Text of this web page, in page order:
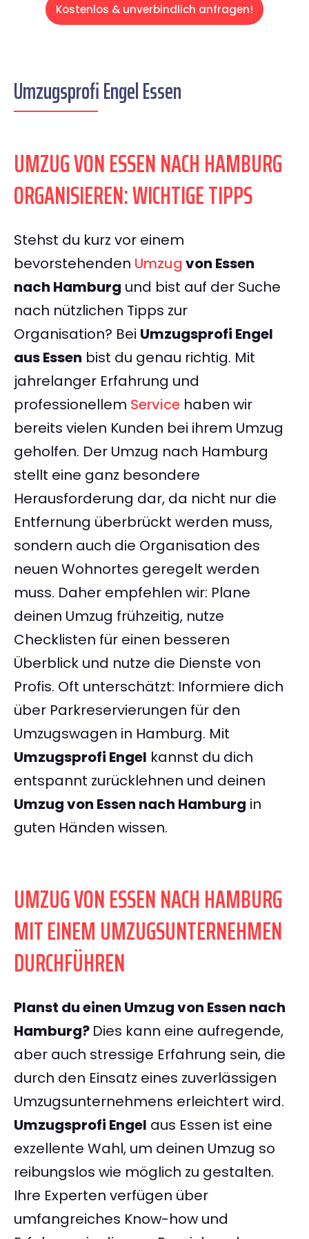
Kostenlos & unverbindlich anfragen!
Umzugsprofi Engel Essen
UMZUG VON ESSEN NACH HAMBURG
ORGANISIEREN: WICHTIGE TIPPS
Stehst du kurz vor einem
bevorstehenden Umzugvon Essen
nach Hamburg und bist auf der Suche
nach nützlichen Tipps zur
Organisation? Bei Umzugsprofi Engel
aus Essen bist du genau richtig. Mit
jahrelanger Erfahrung und
professionellem Service haben wir
bereits vielen Kunden bei ihrem Umzug
geholfen. Der Umzug nach Hamburg
stellt eine ganz besondere
Herausforderung dar, da nicht nur die
Entfernung überbrückt werden muss,
sondern auch die Organisation des
neuen Wohnortes geregelt werden
muss. Daher empfehlen wir: Plane
deinen Umzug frühzeitig, nutze
Checklisten für einen besseren
Überblick und nutze die Dienste von
Profis. Oft unterschätzt: Informiere dich
über Parkreservierungen für den
Umzugswagen in Hamburg. Mit
Umzugsprofi Engel kannst du dich
entspannt zurücklehnen und deinen
Umzug von Essen nach Hamburg in
guten Händen wissen.
UMZUG VON ESSEN NACH HAMBURG
MIT EINEM UMZUGSUNTERNEHMEN
DURCHFÜHREN
Planst du einen Umzug von Essen nach
Hamburg? Dies kann eine aufregende,
aber auch stressige Erfahrung sein, die
durch den Einsatz eines zuverlässigen
Umzugsunternehmens erleichtert wird.
Umzugsprofi Engel aus Essen ist eine
exzellente Wahl, um deinen Umzug so
reibungslos wie möglich zu gestalten.
Ihre Experten verfügen über
umfangreiches Know-how und